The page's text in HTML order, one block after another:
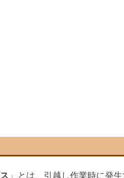
」とは、引越し作業時に発